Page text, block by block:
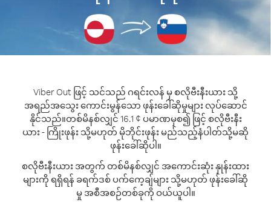
Viber Out ဖြင့် သင်သည် ဂရင်းလန် မှ စလိုဗီးနီးယား သို့
အရည်အသွေး ကောင်းမွန်သော ဖုန်းခေါ်ဆိုမှုများ လုပ်ဆောင်
နိုင်သည်။တစ်မိနစ်လျှင် 16.1 ¢ ပမာဏမှစ၍ ဖြင့် စလိုဗီးနီး
ယား - ကြိုးဖုန်း သို့မဟုတ် မိုဘိုင်းဖုန်း မည်သည့်နံပါတ်သို့မဆို
ဖုန်းခေါ်ဆိုပါ။
စလိုဗီးနီးယား အတွက် တစ်မိနစ်လျှင် အကောင်းဆုံး နှုန်းထား
များကို ရရှိရန် ခရက်ဒစ် ပက်ကေ့ချ်များ သို့မဟုတ် ဖုန်းခေါ်ဆို
မှု အစီအစဉ်တစ်ခုကို ဝယ်ယူပါ။